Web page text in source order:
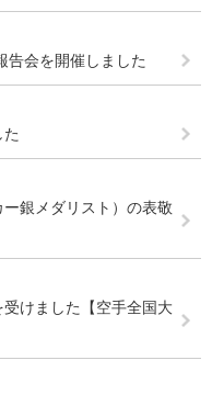
告会を開催しました
銀メダリスト）の表敬
けました【空手全国大